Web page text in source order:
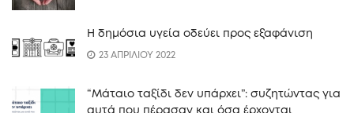
Η δημόσια υγεία οδεύει προς εξαφάνιση
23 ΑΠΡΙΛΙΟΥ 2022
“Mάταιο ταξίδι δεν υπάρχει”: συζητώντας για
αυτά που πέρασαν και όσα έρχονται